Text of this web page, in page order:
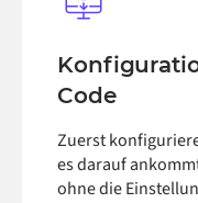
Code
Zuerst
es darauf
ohne die